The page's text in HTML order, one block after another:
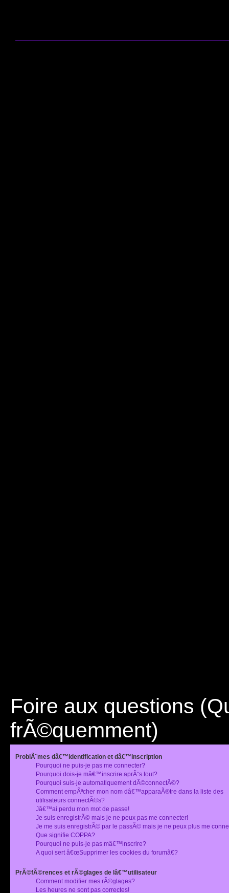
Foire aux questions
frÃ©quemment)
ProblÃ¨mes dâ€™identification et dâ€™inscription
Pourquoi ne puis-je pas me connecter?
Pourquoi dois-je mâ€™inscrire aprÃ¨s tout?
Pourquoi suis-je automatiquement dÃ©connectÃ©?
Comment empÃªcher mon nom dâ€™apparaÃ®tre dans la liste des
utilisateurs connectÃ©s?
Jâ€™ai perdu mon mot de passe!
Je suis enregistrÃ© mais je ne peux pas me connecter!
Je me suis enregistrÃ© par le passÃ© mais je ne peux plus me
Que signifie COPPA?
Pourquoi ne puis-je pas mâ€™inscrire?
A quoi sert â€œSupprimer les cookies du forumâ€?
PrÃ©fÃ©rences et rÃ©glages de lâ€™utilisateur
Comment modifier mes rÃ©glages?
Les heures ne sont pas correctes!